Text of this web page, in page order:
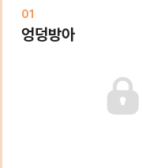
01
엉덩방아